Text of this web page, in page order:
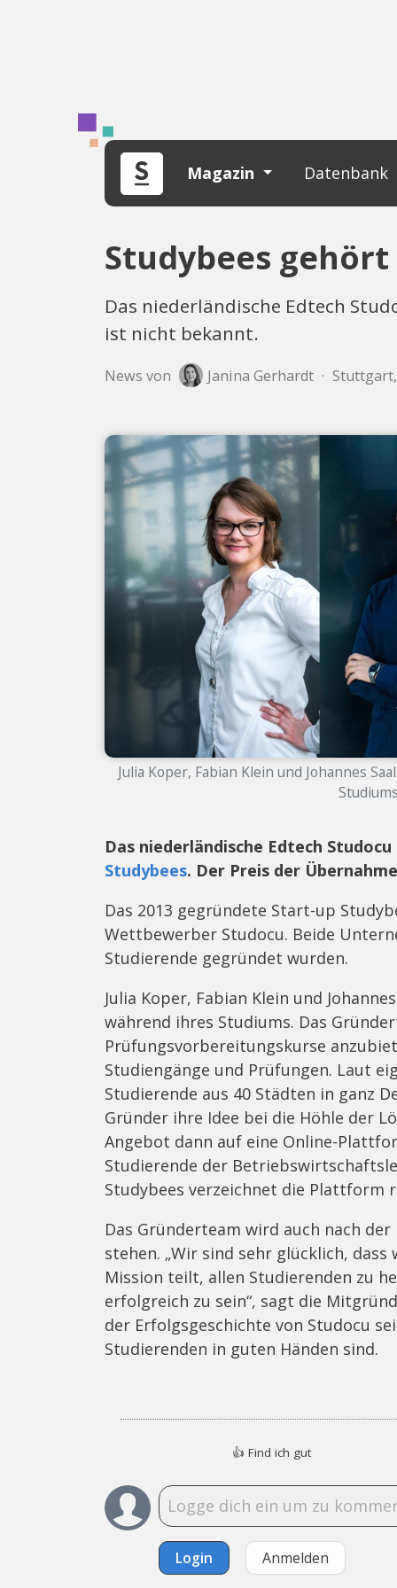
Magazin Datenbank
Studybees
Das niederländische Edtech
ist nicht bekannt.
News von Janina Gerhardt ·
Julia Koper, Fabian Klein und Johannes
Das niederländische Edtech
Studybees. Der Preis der
Das 2013 gegründete Start-up
Wettbewerber Studocu. Beide
Studierende gegründet wurden.
Julia Koper, Fabian Klein und
während ihres Studiums. Das
Prüfungsvorbereitungskurse
Studiengänge und Prüfungen. Laut
Studierende aus 40 Städten in ganz
Gründer ihre Idee bei die Höhle der
Angebot dann auf eine Online-
Studierende der
Studybees verzeichnet die Plattform
Das Gründerteam wird auch nach
stehen. „Wir sind sehr glücklich,
Mission teilt, allen Studierenden zu
erfolgreich zu sein“, sagt die
der Erfolgsgeschichte von Studocu
Studierenden in guten Händen sind.
👍 Find ich gut
Login Anmelden